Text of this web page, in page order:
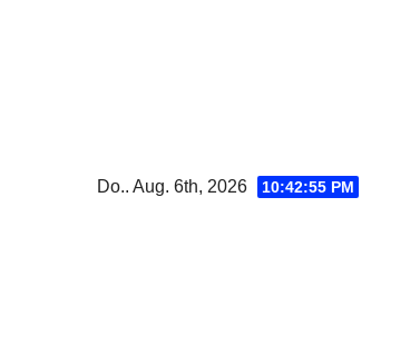
Do.. Aug. 6th, 2026 10:42:56 PM